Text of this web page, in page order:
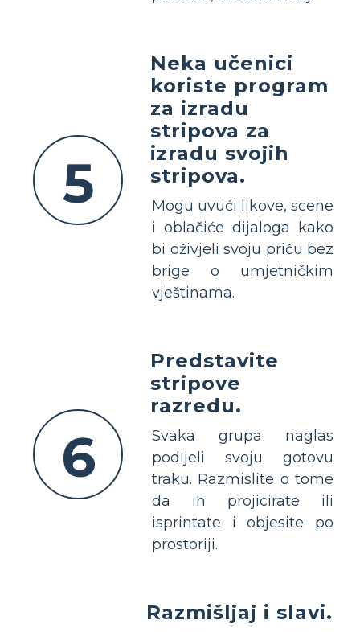
5
Neka učenici
koriste program
za izradu
stripova za
izradu svojih
stripova.
Mogu uvući likove, scene
i oblačiće dijaloga kako
bi oživjeli svoju priču bez
brige o umjetničkim
vještinama.
6
Predstavite
stripove
razredu.
Svaka grupa naglas
podijeli svoju gotovu
traku. Razmislite o tome
da ih projicirate ili
isprintate i objesite po
prostoriji.
Razmišljaj i slavi.